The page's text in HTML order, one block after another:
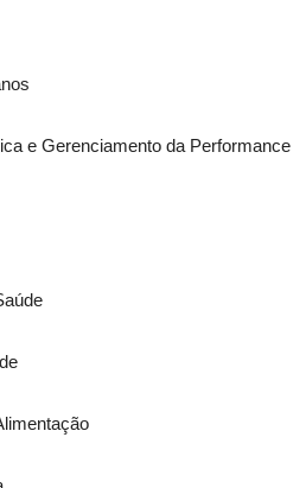
e Gerenciamento da Performance